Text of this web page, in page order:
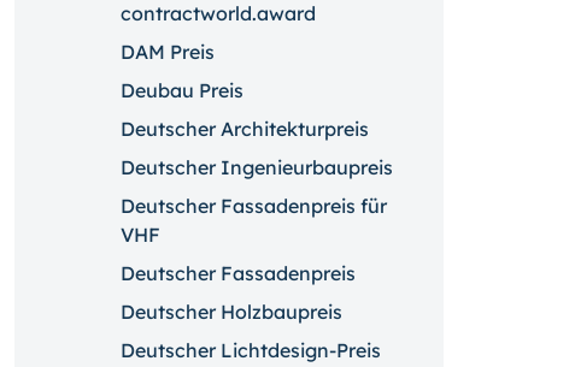
contractworld.award
DAM Preis
Deubau Preis
Deutscher Architekturpreis
Deutscher Ingenieurbaupreis
Deutscher Fassadenpreis für
VHF
Deutscher Fassadenpreis
Deutscher Holzbaupreis
Deutscher Lichtdesign-Preis